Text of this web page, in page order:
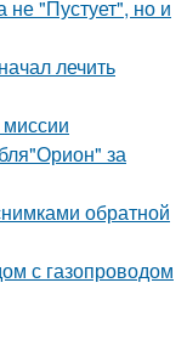
не "Пустует", но и
лечить
за
обратной
с газопроводом